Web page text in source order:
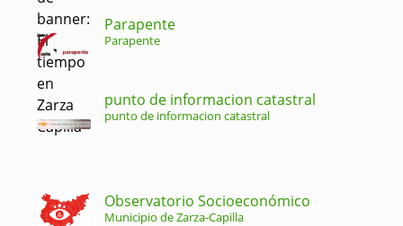
Parapente
Parapente
punto de informacion catastral
punto de informacion catastral
Observatorio Socioeconómico
Municipio de Zarza-Capilla